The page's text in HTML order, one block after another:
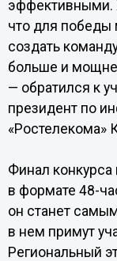
эффективными.
что для
создать
больше и
— обратился к
президент по
«Ростелекома»
Финал конкурса
в формате 48-
он станет
в нем примут
Региональный